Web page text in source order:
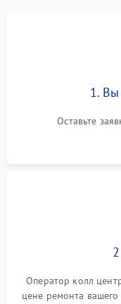
1. Вы
Оставьте
Оператор колл
цене ремонта